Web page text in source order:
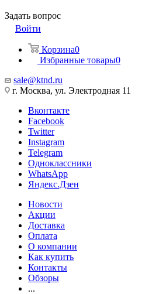
Задать вопрос
Войти
Корзина0
Избранные товары0
sale@ktnd.ru
г. Москва, ул. Электродная 11
Вконтакте
Facebook
Twitter
Instagram
Telegram
Одноклассники
WhatsApp
Яндекс.Дзен
Новости
Акции
Доставка
Оплата
О компании
Как купить
Контакты
Обзоры
...